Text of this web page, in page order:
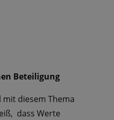
Beteiligung
mit diesem Thema
dass Werte